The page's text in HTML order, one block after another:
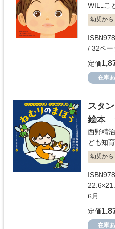
WILLこ
幼児から
/ 32ペー
定価
在庫
スタ
絵本
西野精治
ども知
幼児から
6月
定価
在庫